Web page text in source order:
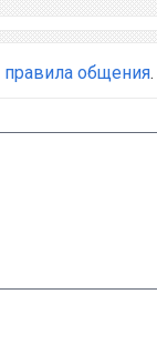
правила общения.